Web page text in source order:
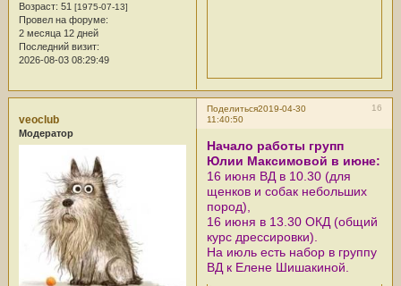
Возраст: 51 [1975-07-13]
Провел на форуме:
2 месяца 12 дней
Последний визит:
2026-08-03 08:29:49
Поделиться 16
2019-04-30
11:40:50
veoclub
Модератор
Начало работы групп
Юлии Максимовой в июне:
16 июня ВД в 10.30 (для
щенков и собак небольших
пород),
16 июня в 13.30 ОКД (общий
курс дрессировки).
На июль есть набор в группу
ВД к Елене Шишакиной.